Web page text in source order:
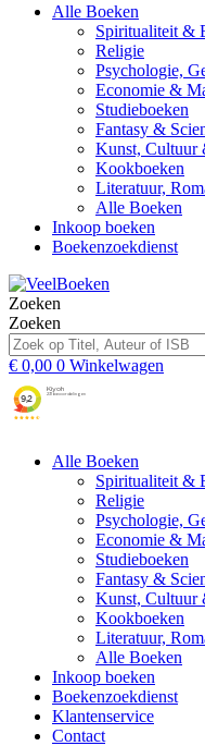
Alle Boeken
Spiritualiteit &
Religie
Psychologie,
Economie &
Studieboeken
Fantasy &
Kunst, Cultuur
Kookboeken
Literatuur,
Alle Boeken
Inkoop boeken
Boekenzoekdienst
Zoeken
Zoeken
€ 0,00 0 Winkelwagen
Alle Boeken
Spiritualiteit &
Religie
Psychologie,
Economie &
Studieboeken
Fantasy &
Kunst, Cultuur
Kookboeken
Literatuur,
Alle Boeken
Inkoop boeken
Boekenzoekdienst
Klantenservice
Contact